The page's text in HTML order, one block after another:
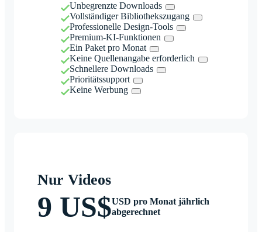
Unbegrenzte Downloads
Vollständiger Bibliothekszugang
Professionelle Design-Tools
Premium-KI-Funktionen
Ein Paket pro Monat
Keine Quellenangabe erforderlich
Schnellere Downloads
Prioritätssupport
Keine Werbung
Nur Videos
9 US$USD pro Monat jährlich
abgerechnet